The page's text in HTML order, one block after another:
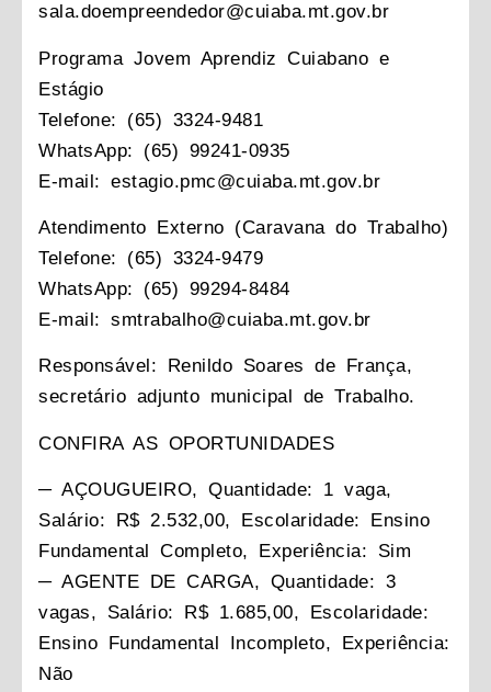
sala.doempreendedor@cuiaba.mt.gov.br
Programa Jovem Aprendiz Cuiabano e
Estágio
Telefone: (65) 3324-9481
WhatsApp: (65) 99241-0935
E-mail: estagio.pmc@cuiaba.mt.gov.br
Atendimento Externo (Caravana do Trabalho)
Telefone: (65) 3324-9479
WhatsApp: (65) 99294-8484
E-mail: smtrabalho@cuiaba.mt.gov.br
Responsável: Renildo Soares de França,
secretário adjunto municipal de Trabalho.
CONFIRA AS OPORTUNIDADES
─ AÇOUGUEIRO, Quantidade: 1 vaga,
Salário: R$ 2.532,00, Escolaridade: Ensino
Fundamental Completo, Experiência: Sim
─ AGENTE DE CARGA, Quantidade: 3
vagas, Salário: R$ 1.685,00, Escolaridade:
Ensino Fundamental Incompleto, Experiência:
Não